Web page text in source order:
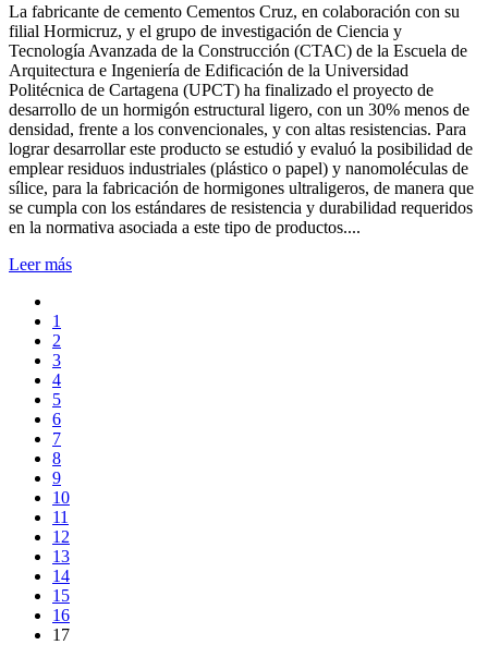
La fabricante de cemento Cementos Cruz, en colaboración con su
filial Hormicruz, y el grupo de investigación de Ciencia y
Tecnología Avanzada de la Construcción (CTAC) de la Escuela de
Arquitectura e Ingeniería de Edificación de la Universidad
Politécnica de Cartagena (UPCT) ha finalizado el proyecto de
desarrollo de un hormigón estructural ligero, con un 30% menos de
densidad, frente a los convencionales, y con altas resistencias. Para
lograr desarrollar este producto se estudió y evaluó la posibilidad de
emplear residuos industriales (plástico o papel) y nanomoléculas de
sílice, para la fabricación de hormigones ultraligeros, de manera que
se cumpla con los estándares de resistencia y durabilidad requeridos
en la normativa asociada a este tipo de productos....
Leer más
1
2
3
4
5
6
7
8
9
10
11
12
13
14
15
16
17